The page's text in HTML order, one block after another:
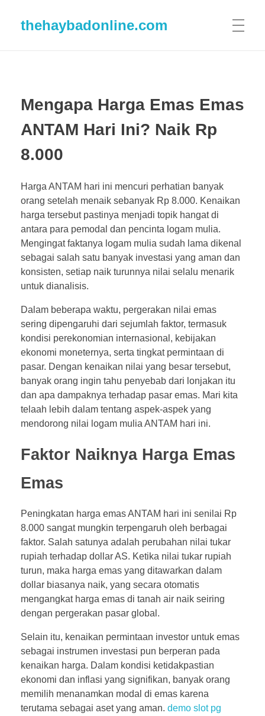
thehaybadonline.com
Mengapa Harga Emas Emas
ANTAM Hari Ini? Naik Rp
8.000
Harga ANTAM hari ini mencuri perhatian banyak
orang setelah menaik sebanyak Rp 8.000. Kenaikan
harga tersebut pastinya menjadi topik hangat di
antara para pemodal dan pencinta logam mulia.
Mengingat faktanya logam mulia sudah lama dikenal
sebagai salah satu banyak investasi yang aman dan
konsisten, setiap naik turunnya nilai selalu menarik
untuk dianalisis.
Dalam beberapa waktu, pergerakan nilai emas
sering dipengaruhi dari sejumlah faktor, termasuk
kondisi perekonomian internasional, kebijakan
ekonomi moneternya, serta tingkat permintaan di
pasar. Dengan kenaikan nilai yang besar tersebut,
banyak orang ingin tahu penyebab dari lonjakan itu
dan apa dampaknya terhadap pasar emas. Mari kita
telaah lebih dalam tentang aspek-aspek yang
mendorong nilai logam mulia ANTAM hari ini.
Faktor Naiknya Harga Emas
Emas
Peningkatan harga emas ANTAM hari ini senilai Rp
8.000 sangat mungkin terpengaruh oleh berbagai
faktor. Salah satunya adalah perubahan nilai tukar
rupiah terhadap dollar AS. Ketika nilai tukar rupiah
turun, maka harga emas yang ditawarkan dalam
dollar biasanya naik, yang secara otomatis
mengangkat harga emas di tanah air naik seiring
dengan pergerakan pasar global.
Selain itu, kenaikan permintaan investor untuk emas
sebagai instrumen investasi pun berperan pada
kenaikan harga. Dalam kondisi ketidakpastian
ekonomi dan inflasi yang signifikan, banyak orang
memilih menanamkan modal di emas karena
terutama sebagai aset yang aman. demo slot pg